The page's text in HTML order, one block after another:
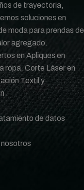
de trayectoria,
soluciones en
moda para prendas de
agregado.
en Apliques en
ropa, Corte Láser en
Textil y
.
de datos